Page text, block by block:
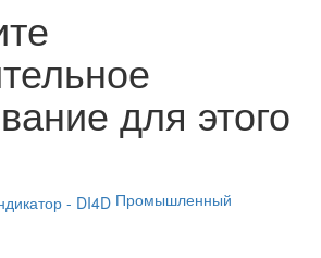
для этого
Промышленный